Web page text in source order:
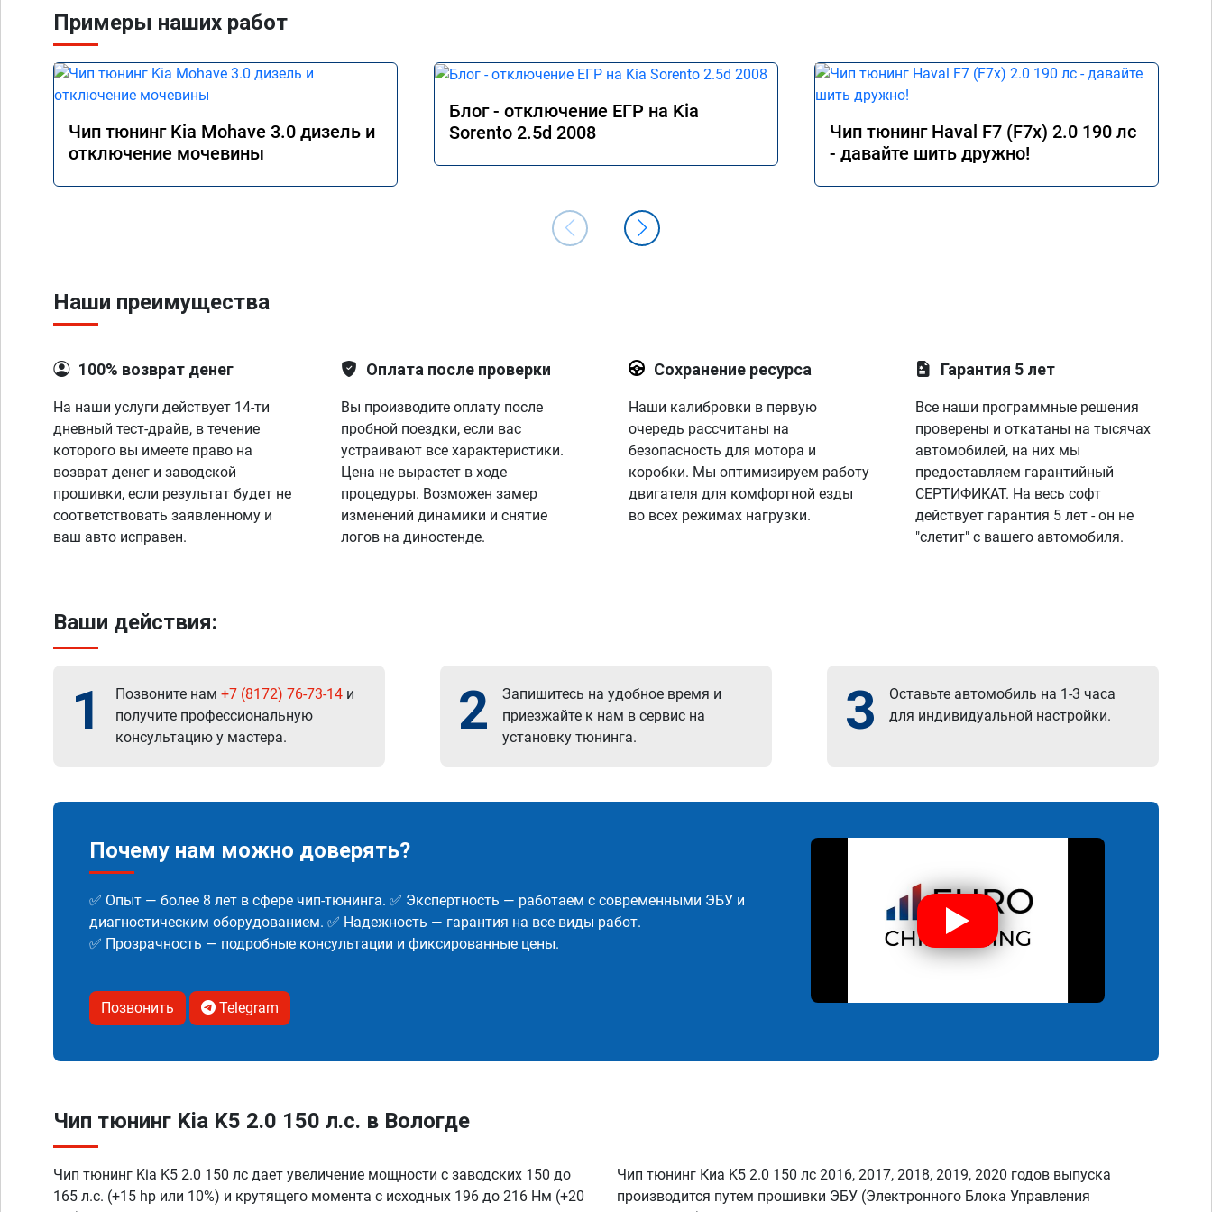
режим Comfort (на заводской прошивке)
в данном режиме - отличный способ
необходимости давать "тапок в пол". В
общем и целом прошивкой доволен,
отличный результат. Рекомендую
Примеры наших работ
Чип тюнинг Kia Mohave 3.0 дизель и
отключение мочевины
Блог - отключение ЕГР на Kia
Sorento 2.5d 2008
Чип тюнинг Haval F7 (F7x) 2.0 190 лс
- давайте шить дружно!
Наши преимущества
100% возврат денег
На наши услуги действует 14-ти
дневный тест-драйв, в течение
которого вы имеете право на
возврат денег и заводской
прошивки, если результат будет не
соответствовать заявленному и
ваш авто исправен.
Оплата после проверки
Вы производите оплату после
пробной поездки, если вас
устраивают все характеристики.
Цена не вырастет в ходе
процедуры. Возможен замер
изменений динамики и снятие
логов на диностенде.
Сохранение ресурса
Наши калибровки в первую
очередь рассчитаны на
безопасность для мотора и
коробки. Мы оптимизируем работу
двигателя для комфортной езды
во всех режимах нагрузки.
Гарантия 5 лет
Все наши программные решения
проверены и откатаны на тысячах
автомобилей, на них мы
предоставляем гарантийный
СЕРТИФИКАТ. На весь софт
действует гарантия 5 лет - он не
"слетит" с вашего автомобиля.
Ваши действия:
1 Позвоните нам +7 (8172) 76-73-14 и
получите профессиональную
консультацию у мастера.
2
Запишитесь на удобное время и
приезжайте к нам в сервис на
установку тюнинга.
3
Оставьте автомобиль на 1-3 часа
для индивидуальной настройки.
Почему нам можно доверять?
✅ Опыт — более 8 лет в сфере чип-тюнинга. ✅ Экспертность — работаем с современными ЭБУ и
диагностическим оборудованием. ✅ Надежность — гарантия на все виды работ.
✅ Прозрачность — подробные консультации и фиксированные цены.
Позвонить Telegram
Чип тюнинг Kia K5 2.0 150 л.с. в Вологде
Чип тюнинг Kia K5 2.0 150 лс дает увеличение мощности с заводских 150 до
165 л.с. (+15 hp или 10%) и крутящего момента с исходных 196 до 216 Нм (+20
Чип тюнинг Киа K5 2.0 150 лс 2016, 2017, 2018, 2019, 2020 годов выпуска
производится путем прошивки ЭБУ (Электронного Блока Управления